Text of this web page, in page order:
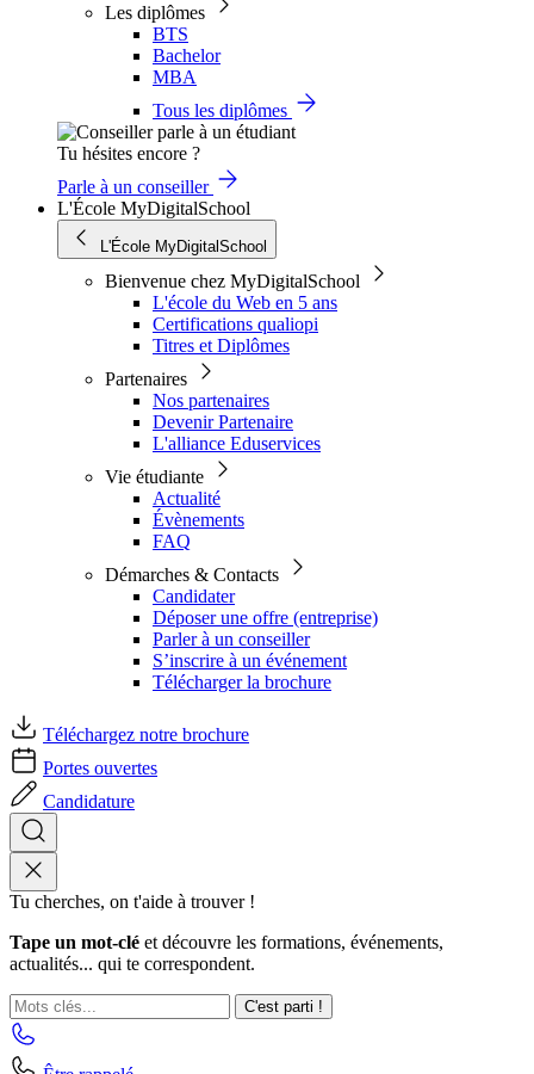
Les diplômes
BTS
Bachelor
MBA
Tous les diplômes
Tu hésites encore ?
Parle à un conseiller
L'École MyDigitalSchool
L'École MyDigitalSchool
Bienvenue chez MyDigitalSchool
L'école du Web en 5 ans
Certifications qualiopi
Titres et Diplômes
Partenaires
Nos partenaires
Devenir Partenaire
L'alliance Eduservices
Vie étudiante
Actualité
Évènements
FAQ
Démarches & Contacts
Candidater
Déposer une offre (entreprise)
Parler à un conseiller
S’inscrire à un événement
Télécharger la brochure
Téléchargez notre brochure
Portes ouvertes
Candidature
Tu cherches, on t'aide à trouver !
Tape un mot-clé et découvre les formations, événements,
actualités... qui te correspondent.
C'est parti !